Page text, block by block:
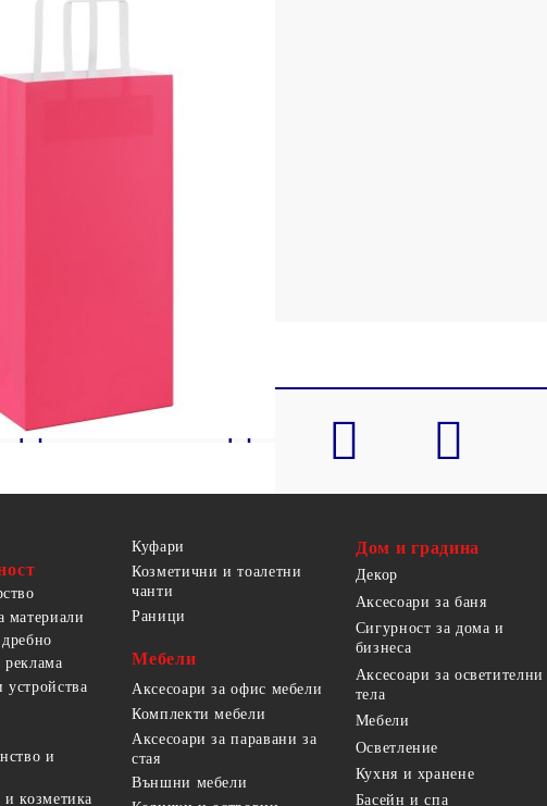
материали
и
козметика
Куфари
Козметични и тоалетни
чанти
Раници
Мебели
Аксесоари за офис мебели
Комплекти мебели
Аксесоари за паравани за
стая
Външни мебели
Дом и градина
Декор
Аксесоари за баня
Сигурност за дома и
бизнеса
Аксесоари за осветителни
тела
Мебели
Осветление
Кухня и хранене
Басейн и спа